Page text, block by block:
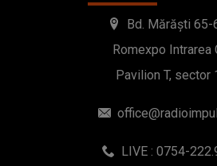
Bd. Mărăști 65-
Romexpo Intrarea
Pavilion T, sector
LIVE : 0754-